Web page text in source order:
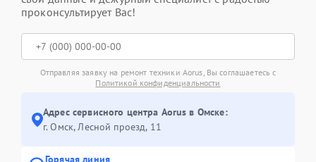
проконсультирует Вас!
Отправляя заявку на ремонт техники Aorus, Вы соглашаетесь с
Политикой конфиденциальности
Адрес сервисного центра Aorus в Омске:
г. Омск, ​Лесной проезд, 11